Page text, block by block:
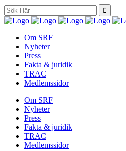
Search
for:
Om SRF
Nyheter
Press
Fakta & juridik
TRAC
Medlemssidor
Om SRF
Nyheter
Press
Fakta & juridik
TRAC
Medlemssidor